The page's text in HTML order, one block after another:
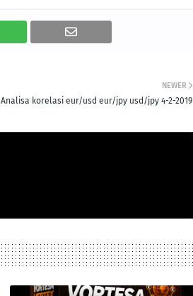
NEWER
Analisa korelasi eur/usd eur/jpy usd/jpy 4-2-2019